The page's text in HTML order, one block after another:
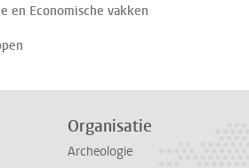
en Economische vakken
Organisatie
Archeologie